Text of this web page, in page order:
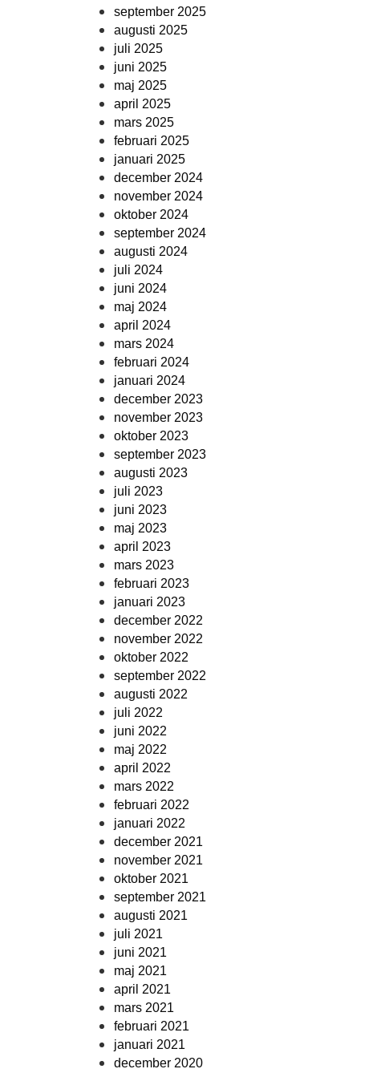
september 2025
augusti 2025
juli 2025
juni 2025
maj 2025
april 2025
mars 2025
februari 2025
januari 2025
december 2024
november 2024
oktober 2024
september 2024
augusti 2024
juli 2024
juni 2024
maj 2024
april 2024
mars 2024
februari 2024
januari 2024
december 2023
november 2023
oktober 2023
september 2023
augusti 2023
juli 2023
juni 2023
maj 2023
april 2023
mars 2023
februari 2023
januari 2023
december 2022
november 2022
oktober 2022
september 2022
augusti 2022
juli 2022
juni 2022
maj 2022
april 2022
mars 2022
februari 2022
januari 2022
december 2021
november 2021
oktober 2021
september 2021
augusti 2021
juli 2021
juni 2021
maj 2021
april 2021
mars 2021
februari 2021
januari 2021
december 2020